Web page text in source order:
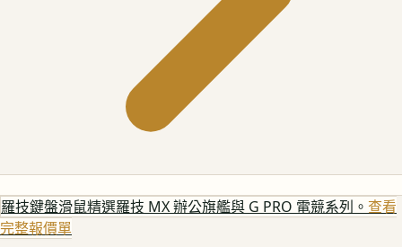
羅技鍵盤滑鼠精選羅技 MX 辦公旗艦與 G PRO 電競系列。 查看
完整報價單